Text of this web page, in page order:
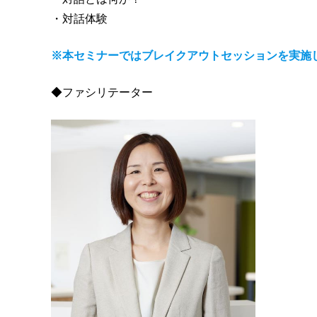
・対話体験
※本セミナーではブレイクアウトセッションを実施
◆ファシリテーター